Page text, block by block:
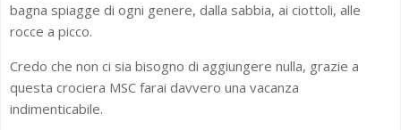
bagna spiagge di ogni genere, dalla sabbia, ai ciottoli, alle
rocce a picco.
Credo che non ci sia bisogno di aggiungere nulla, grazie a
questa crociera MSC farai davvero una vacanza
indimenticabile.